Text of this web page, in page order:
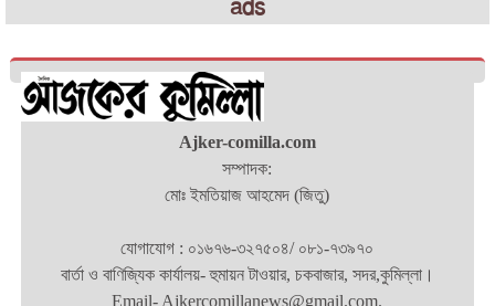
ads
Ajker-comilla.com
সম্পাদক:
মোঃ ইমতিয়াজ আহমেদ (জিতু)
যোগাযোগ : ০১৬৭৬-৩২৭৫০৪/ ০৮১-৭৩৯৭০
বার্তা ও বাণিজ্যিক কার্যালয়- হুমায়ন টাওয়ার, চকবাজার, সদর,কুমিল্লা।
Email- Ajkercomillanews@gmail.com.